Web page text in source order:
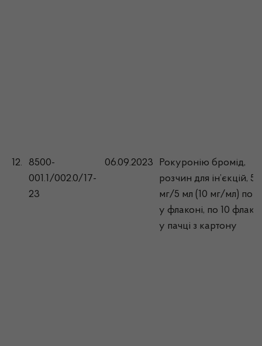
12.
8500-
001.1/002.0/17-
23
06.09.2023
Рокуронію бромід,
розчин для ін’єкцій, 50
мг/5 мл (10 мг/мл) по
у флаконі, по 10
у пачці з картону